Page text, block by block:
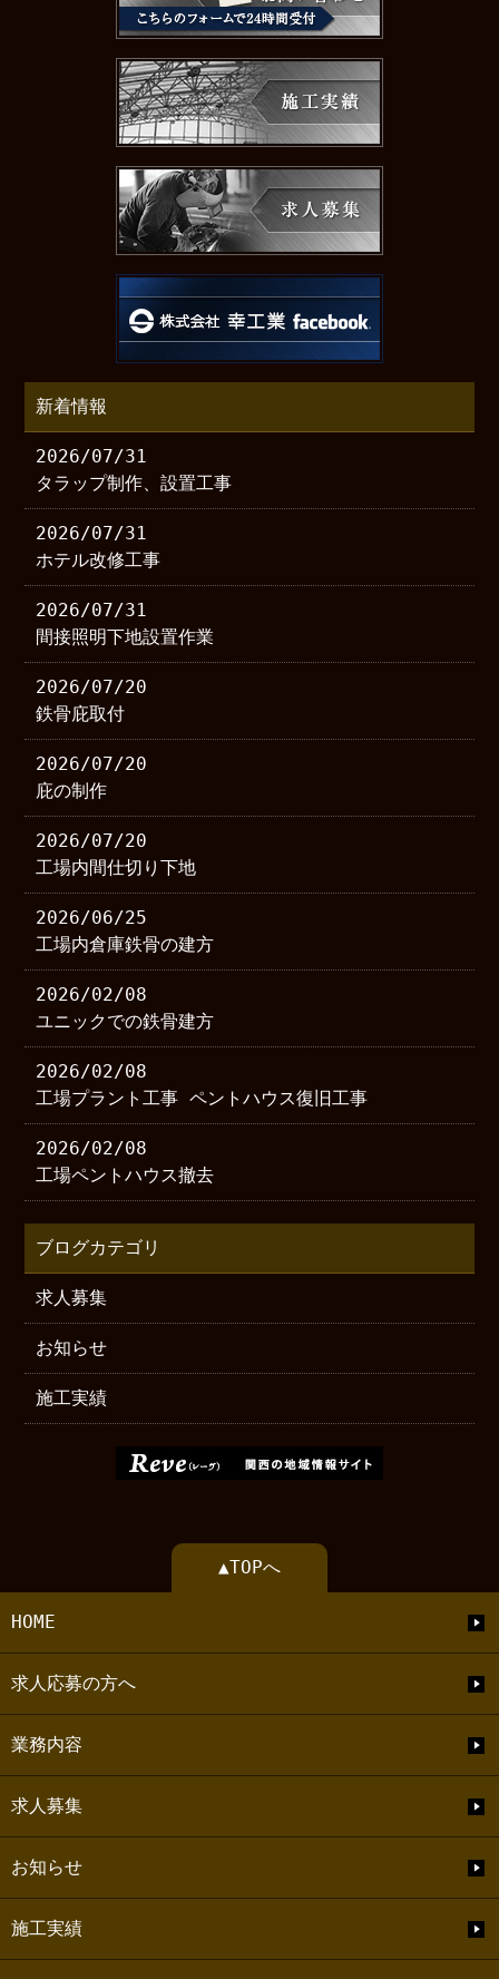
新着情報
2026/07/31
タラップ制作、設置工事
2026/07/31
ホテル改修工事
2026/07/31
間接照明下地設置作業
2026/07/20
鉄骨庇取付
2026/07/20
庇の制作
2026/07/20
工場内間仕切り下地
2026/06/25
工場内倉庫鉄骨の建方
2026/02/08
ユニックでの鉄骨建方
2026/02/08
工場プラント工事 ペントハウス復旧工事
2026/02/08
工場ペントハウス撤去
ブログカテゴリ
求人募集
お知らせ
施工実績
▲TOPへ
HOME
求人応募の方へ
業務内容
求人募集
お知らせ
施工実績